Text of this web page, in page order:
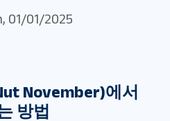
, 01/01/2025
November)에서
방법